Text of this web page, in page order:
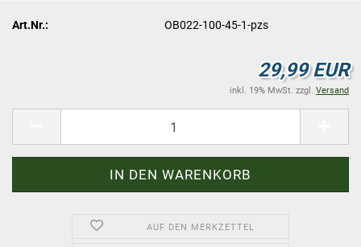
Art.Nr.: OB022-100-45-1-pzs
29,99 EUR
inkl. 19% MwSt. zzgl. Versand
AUF DEN MERKZETTEL